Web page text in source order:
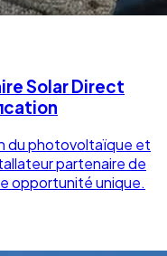
Solar Direct
du photovoltaïque et
partenaire de
opportunité unique.